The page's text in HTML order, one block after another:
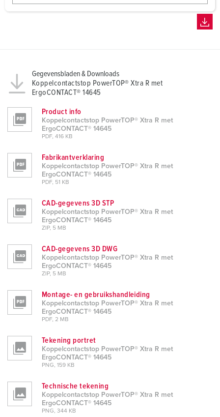
w
Gegevensbladen & Downloads
Koppelcontactstop PowerTOP® Xtra R met
ErgoCONTACT® 14645
Product info
Koppelcontactstop PowerTOP® Xtra R met
ErgoCONTACT® 14645
PDF, 416 KB
Fabrikantverklaring
Koppelcontactstop PowerTOP® Xtra R met
ErgoCONTACT® 14645
PDF, 51 KB
CAD-gegevens 3D STP
Koppelcontactstop PowerTOP® Xtra R met
ErgoCONTACT® 14645
ZIP, 5 MB
CAD-gegevens 3D DWG
Koppelcontactstop PowerTOP® Xtra R met
ErgoCONTACT® 14645
ZIP, 5 MB
Montage- en gebruikshandleiding
Koppelcontactstop PowerTOP® Xtra R met
ErgoCONTACT® 14645
PDF, 2 MB
Tekening portret
Koppelcontactstop PowerTOP® Xtra R met
ErgoCONTACT® 14645
PNG, 159 KB
Technische tekening
Koppelcontactstop PowerTOP® Xtra R met
ErgoCONTACT® 14645
PNG, 344 KB